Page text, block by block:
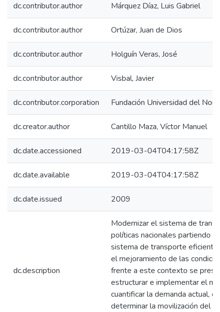
dc.contributor.author Márquez Díaz, Luis Gabriel
dc.contributor.author Ortúzar, Juan de Dios
dc.contributor.author Holguín Veras, José
dc.contributor.author Visbal, Javier
dc.contributor.corporation Fundación Universidad del
dc.creator.author Cantillo Maza, Víctor Manuel
dc.date.accessioned 2019-03-04T04:17:58Z
dc.date.available 2019-03-04T04:17:58Z
dc.date.issued 2009
dc.description
Modernizar el sistema de
políticas nacionales partiendo
sistema de transporte
el mejoramiento de las
frente a este contexto se
estructurar e implementar el
cuantificar la demanda actual,
determinar la movilización del